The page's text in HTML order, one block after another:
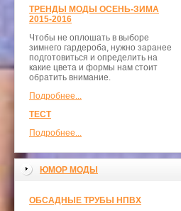
ТРЕНДЫ МОДЫ ОСЕНЬ-ЗИМА
2015-2016
Чтобы не оплошать в выборе
зимнего гардероба, нужно заранее
подготовиться и определить на
какие цвета и формы нам стоит
обратить внимание.
Подробнее...
ТЕСТ
Подробнее...
ЮМОР МОДЫ
ОБСАДНЫЕ ТРУБЫ НПВХ